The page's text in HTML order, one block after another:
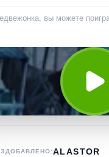
вы можете
ДОБАВЛЕНО:ALASTOR